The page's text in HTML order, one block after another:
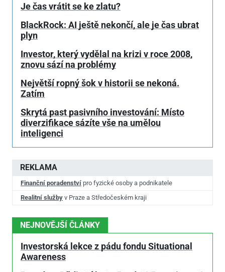
REKLAMA
Finanční poradenství pro fyzické osoby a podnikatele
Realitní služby v Praze a Středočeském kraji
NEJNOVĚJŠÍ ČLÁNKY
Investorská lekce z pádu fondu Situational
Awareness
Je čas vrátit se ke zlatu?
BlackRock: AI ještě nekončí, ale je čas ubrat
plyn
Investor, který vydělal na krizi v roce 2008,
znovu sází na problémy
Největší ropný šok v historii se nekoná.
Zatím
Skrytá past pasivního investování: Místo
diverzifikace sázíte vše na umělou
inteligenci